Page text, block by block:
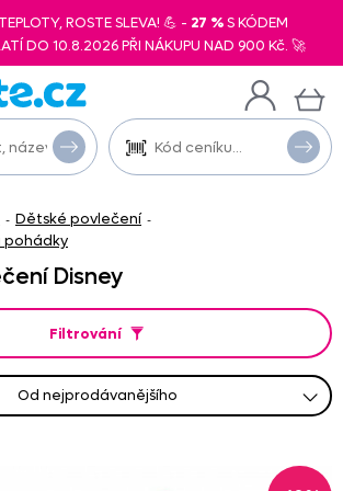
ROSTE SLEVA! 💪 - 27 %S KÓDEM
DO 10.8.2026 PŘI NÁKUPU NAD 900 Kč. 🚀
- Dětské povlečení -
pohádky
Disney
od nejprodávanějšího
Filtrování